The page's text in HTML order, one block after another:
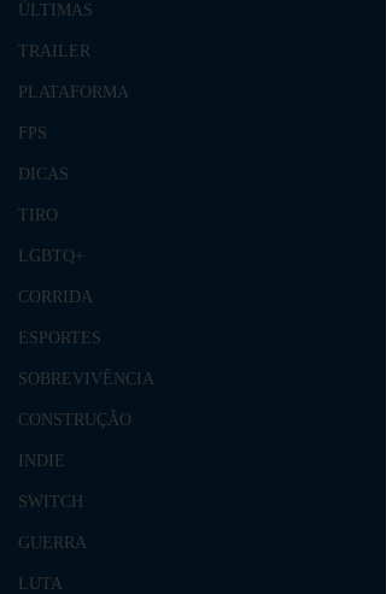
ÚLTIMAS
TRAILER
PLATAFORMA
FPS
DICAS
TIRO
LGBTQ+
CORRIDA
ESPORTES
SOBREVIVÊNCIA
CONSTRUÇÃO
INDIE
SWITCH
GUERRA
LUTA